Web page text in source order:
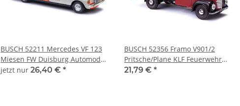
BUSCH 52211 Mercedes VF 123
Miesen FW Duisburg Automodell
1:87
jetzt nur 26,40 € *
BUSCH 52356 Framo V901/2
Pritsche/Plane KLF Feuerwehr
Automodell 1:87
21,79 € *